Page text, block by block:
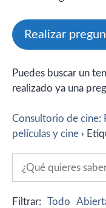
Realizar
Puedes buscar un
realizado ya una
Consultorio de cine:
películas y cine ›
Filtrar: Todo